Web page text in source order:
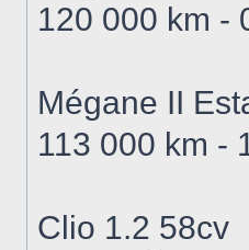
120 000 km -
Mégane II
113 000 km -
Clio 1.2 58cv